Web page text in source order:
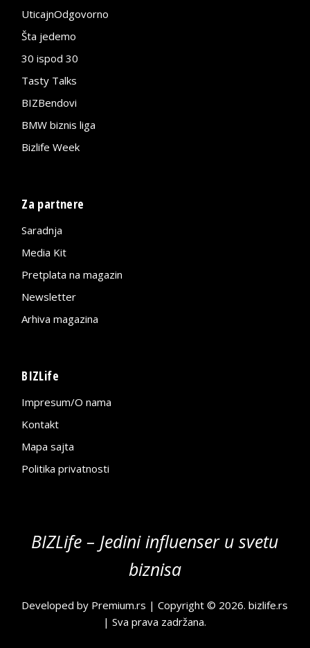
UticajnOdgovorno
Šta jedemo
30 ispod 30
Tasty Talks
BIZBendovi
BMW biznis liga
Bizlife Week
Za partnere
Saradnja
Media Kit
Pretplata na magazin
Newsletter
Arhiva magazina
BIZLife
Impresum/O nama
Kontakt
Mapa sajta
Politika privatnosti
BIZLife – Jedini influenser u svetu
biznisa
Developed by Premium.rs | Copyright © 2026.bizlife.rs
| Sva prava zadržana.